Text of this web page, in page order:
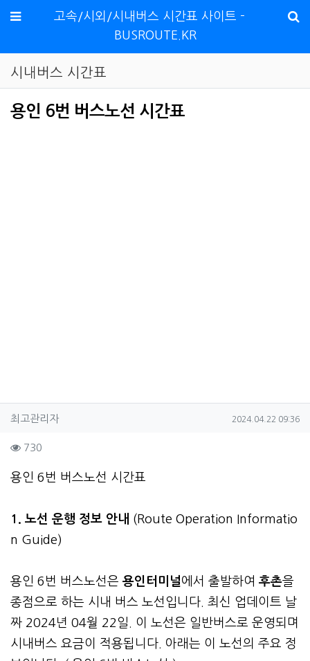
메뉴
고속/시외/시내버스 시간표 사이트 -
BUSROUTE.KR
시내버스 시간표
용인 6번 버스노선 시간표
작성자 정보
최고관리자작성 작성일
2024.04.22 09:36
컨텐츠 정보
730
본문
용인 6번 버스노선 시간표
1. 노선 운행 정보 안내 (Route Operation Informatio
n Guide)
용인 6번 버스노선은 용인터미널에서 출발하여 후촌을
종점으로 하는 시내 버스 노선입니다. 최신 업데이트 날
짜 2024년 04월 22일. 이 노선은 일반버스로 운영되며
시내버스 요금이 적용됩니다. 아래는 이 노선의 주요 정